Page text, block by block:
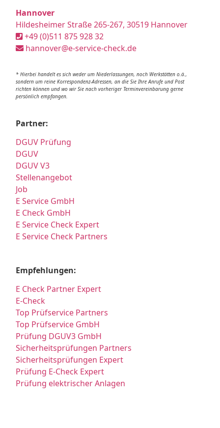
Hannover
Hildesheimer Straße 265-267, 30519 Hannover
+49 (0)511 875 928 32
hannover@e-service-check.de
* Hierbei handelt es sich weder um Niederlassungen, noch Werkstätten o.ä.,
sondern um reine Korrespondenz-Adressen, an die Sie Ihre Anrufe und Post
richten können und wo wir Sie nach vorheriger Terminvereinbarung gerne
persönlich empfangen.
Partner:
DGUV Prüfung
DGUV
DGUV V3
Stellenangebot
Job
E Service GmbH
E Check GmbH
E Service Check Expert
E Service Check Partners
Empfehlungen:
E Check Partner Expert
E-Check
Top Prüfservice Partners
Top Prüfservice GmbH
Prüfung DGUV3 GmbH
Sicherheitsprüfungen Partners
Sicherheitsprüfungen Expert
Prüfung E-Check Expert
Prüfung elektrischer Anlagen